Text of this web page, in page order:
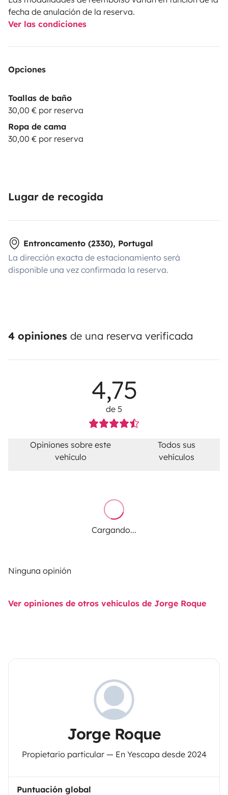
fecha de anulación de la reserva.
Ver las condiciones
Opciones
Toallas de baño
30,00 € por reserva
Ropa de cama
30,00 € por reserva
Lugar de recogida
Entroncamento (2330), Portugal
La dirección exacta de estacionamiento será
disponible una vez confirmada la reserva.
4 opiniones de una reserva verificada
4,75
de 5
Opiniones sobre este
vehículo
Todos sus
vehículos
Cargando...
Ninguna opinión
Ver opiniones de otros vehículos de Jorge Roque
Jorge Roque
Propietario particular — En Yescapa desde 2024
Puntuación global